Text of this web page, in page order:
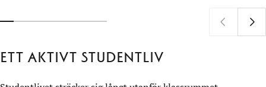
Ett aktivt studentliv